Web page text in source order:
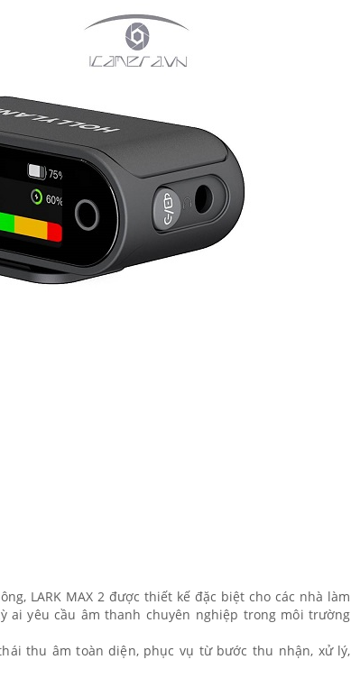
LARK MAX 2 được thiết kế đặc biệt cho các nhà làm
ai yêu cầu âm thanh chuyên nghiệp trong môi trường
thu âm toàn diện, phục vụ từ bước thu nhận, xử lý,